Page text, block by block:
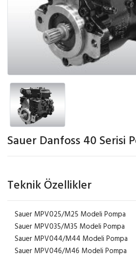
Sauer Danfoss 40 Serisi
Teknik Özellikler
Sauer MPV025/M25 Modeli Pompa
Sauer MPV035/M35 Modeli Pompa
Sauer MPV044/M44 Modeli Pompa
Sauer MPV046/M46 Modeli Pompa